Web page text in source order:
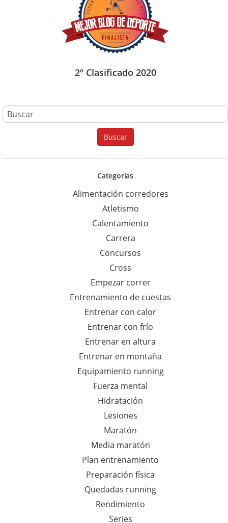
2º Clasificado 2020
u
s
c
p
a
r
a
:
Buscar
Categorías
Alimentación corredores
Atletismo
Calentamiento
Carrera
Concursos
Cross
Empezar correr
Entrenamiento de cuestas
Entrenar con calor
Entrenar con frío
Entrenar en altura
Entrenar en montaña
Equipamiento running
Fuerza mental
Hidratación
Lesiones
Maratón
Media maratón
Plan entrenamiento
Preparación física
Quedadas running
Rendimiento
Series